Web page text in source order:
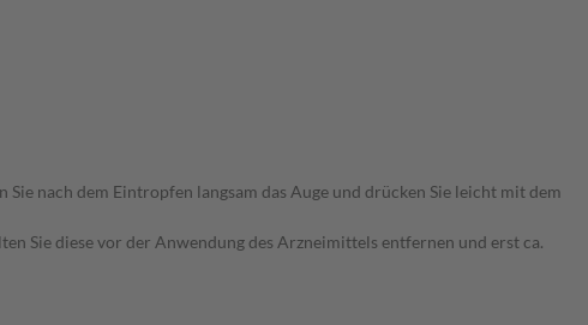
nach dem Eintropfen langsam das Auge und drücken Sie leicht mit dem
Sie diese vor der Anwendung des Arzneimittels entfernen und erst ca.